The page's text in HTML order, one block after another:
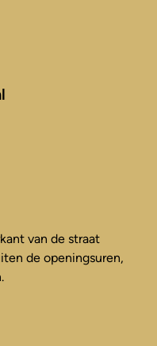
van de straat
de openingsuren,